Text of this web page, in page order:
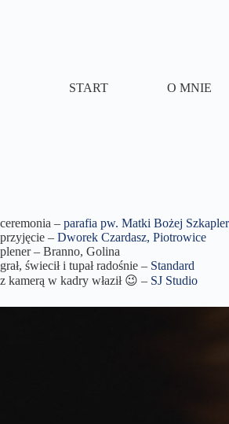
START O MNIE
ceremonia – parafia pw. Matki Bożej
przyjęcie – Dworek Czardasz, Piotrowice
plener – Branno, Golina
grał, świecił i tupał radośnie – Standard
z kamerą w kadry właził 😉 – SJ Studio